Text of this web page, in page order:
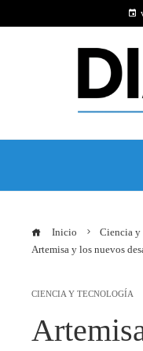
Inicio
Ciencia
Artemisa y los nuevos
CIENCIA Y TECNOLOGÍA